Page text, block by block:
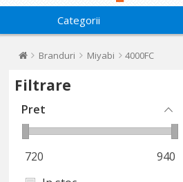
Categorii
Branduri Miyabi 4000FC
Filtrare
Pret
720
940